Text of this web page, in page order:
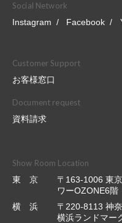
Social Network
Instagram
Facebook
Customer Support
お客様窓口
Document request
資料請求
Show Room Location
東 京
〒163-1006 東
ワーOZONE6階
横 浜
〒220-8113 神
横浜ランドマー